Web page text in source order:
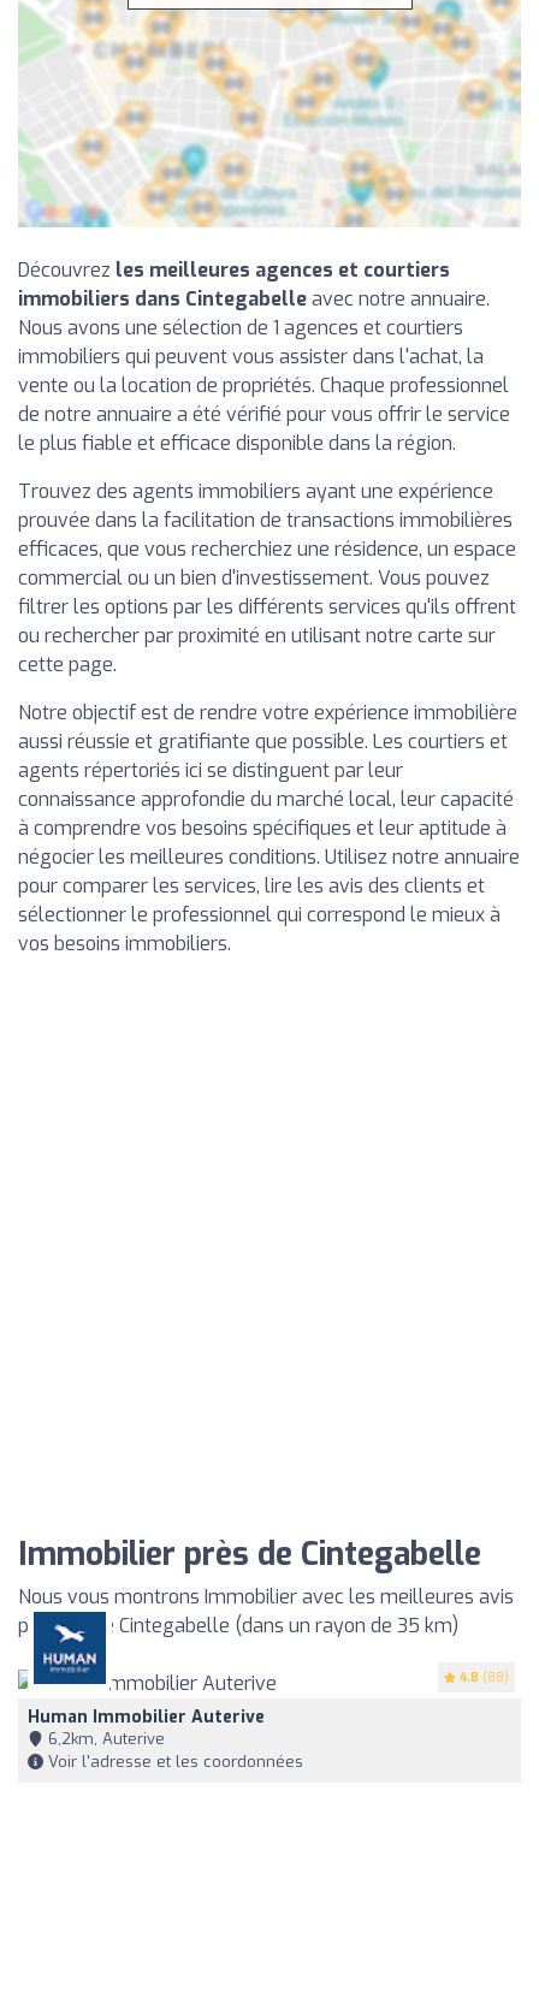
Découvrez les meilleures agences et courtiers
immobiliers dans Cintegabelleavec notre annuaire.
Nous avons une sélection de 1 agences et courtiers
immobiliers qui peuvent vous assister dans l'achat, la
vente ou la location de propriétés. Chaque professionnel
de notre annuaire a été vérifié pour vous offrir le service
le plus fiable et efficace disponible dans la région.
Trouvez des agents immobiliers ayant une expérience
prouvée dans la facilitation de transactions immobilières
efficaces, que vous recherchiez une résidence, un espace
commercial ou un bien d'investissement. Vous pouvez
filtrer les options par les différents services qu'ils offrent
ou rechercher par proximité en utilisant notre carte sur
cette page.
Notre objectif est de rendre votre expérience immobilière
aussi réussie et gratifiante que possible. Les courtiers et
agents répertoriés ici se distinguent par leur
connaissance approfondie du marché local, leur capacité
à comprendre vos besoins spécifiques et leur aptitude à
négocier les meilleures conditions. Utilisez notre annuaire
pour comparer les services, lire les avis des clients et
sélectionner le professionnel qui correspond le mieux à
vos besoins immobiliers.
Immobilier près de Cintegabelle
Nous vous montrons Immobilier avec les meilleures avis
proches de Cintegabelle (dans un rayon de 35 km)
4.8 (88)
Human Immobilier Auterive
6,2km, Auterive
Voir l'adresse et les coordonnées